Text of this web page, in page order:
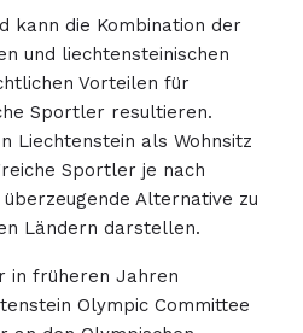
kann die Kombination der
und liechtensteinischen
Vorteilen für
Sportler resultieren.
Liechtenstein als Wohnsitz
Sportler je nach
Alternative zu
Ländern darstellen.
in früheren Jahren
Olympic Committee